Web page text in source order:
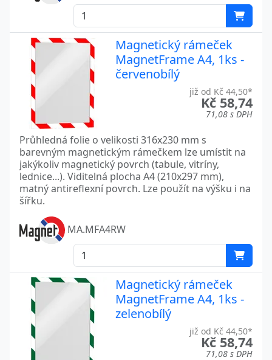
Magnetický rámeček
MagnetFrame A4, 1ks -
červenobílý
již od Kč 44,50*
Kč 58,74
71,08 s DPH
Průhledná folie o velikosti 316x230 mm s
barevným magnetickým rámečkem lze umístit na
jakýkoliv magnetický povrch (tabule, vitríny,
lednice...). Viditelná plocha A4 (210x297 mm),
matný antireflexní povrch. Lze použít na výšku i na
šířku.
MA.MFA4RW
Magnetický rámeček
MagnetFrame A4, 1ks -
zelenobílý
již od Kč 44,50*
Kč 58,74
71,08 s DPH